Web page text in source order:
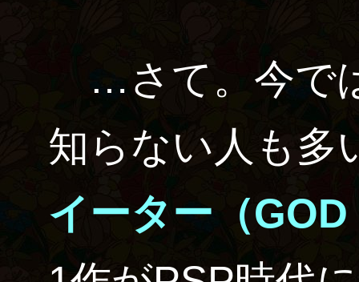
…さて。今で
知らない人も多
イーター（